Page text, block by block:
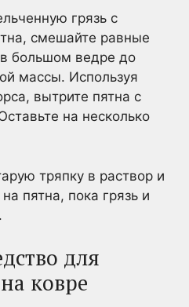
грязь с
смешайте равные
большом ведре до
массы. Используя
вытрите пятна с
на несколько
тряпку в раствор и
пятна, пока грязь и
для
ковре